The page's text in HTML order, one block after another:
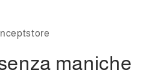
maniche